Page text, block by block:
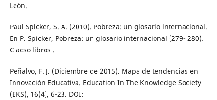
León.
Paul Spicker, S. A. (2010). Pobreza: un glosario internacional.
En P. Spicker, Pobreza: un glosario internacional (279- 280).
Clacso libros .
Peñalvo, F. J. (Diciembre de 2015). Mapa de tendencias en
Innovación Educativa. Education In The Knowledge Society
(EKS), 16(4), 6-23. DOI: